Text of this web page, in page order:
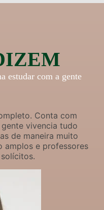
estudar com a gente
Conta com
vivencia tudo
de maneira muito
amplos e professores